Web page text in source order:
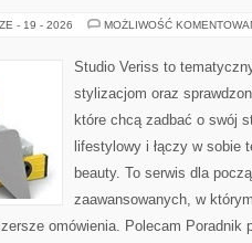
- 19 - 2026 MOŻLIWOŚĆ
Studio Veriss to
stylizacjom oraz
które chcą zadbać o swój
lifestylowy i łączy w sobie
beauty. To serwis dla
zaawansowanych, w
omówienia. Polecam